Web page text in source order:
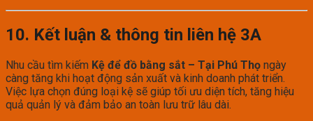
10. Kết luận & thông tin liên hệ 3A
Nhu cầu tìm kiếm Kệ để đồ bằng sắt – Tại Phú Thọ ngày
càng tăng khi hoạt động sản xuất và kinh doanh phát triển.
Việc lựa chọn đúng loại kệ sẽ giúp tối ưu diện tích, tăng hiệu
quả quản lý và đảm bảo an toàn lưu trữ lâu dài.